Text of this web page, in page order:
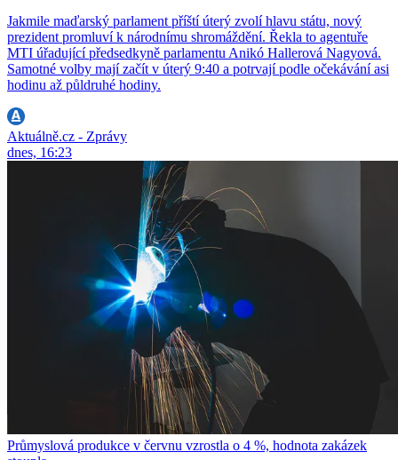
Jakmile maďarský parlament příští úterý zvolí hlavu státu, nový
prezident promluví k národnímu shromáždění. Řekla to agentuře
MTI úřadující předsedkyně parlamentu Anikó Hallerová Nagyová.
Samotné volby mají začít v úterý 9:40 a potrvají podle očekávání asi
hodinu až půldruhé hodiny.
Aktuálně.cz - Zprávy
dnes, 16:23
Průmyslová produkce v červnu vzrostla o 4 %, hodnota zakázek